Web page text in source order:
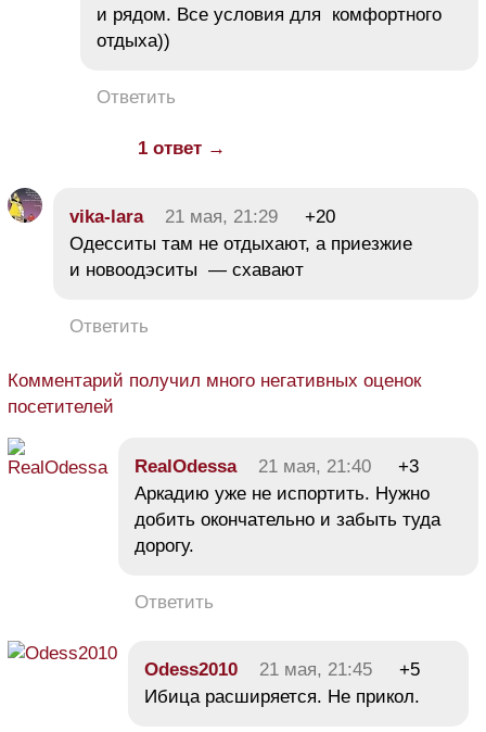
и рядом. Все условия для комфортного
отдыха))
Ответить
1 ответ →
vika-lara 21 мая, 21:29
+20
Одесситы там не отдыхают, а приезжие
и новоодэситы — схавают
Ответить
Комментарий получил много негативных оценок
посетителей
RealOdessa 21 мая, 21:40
+3
Аркадию уже не испортить. Нужно
добить окончательно и забыть туда
дорогу.
Ответить
Odess2010 21 мая, 21:45
+5
Ибица расширяется. Не прикол.